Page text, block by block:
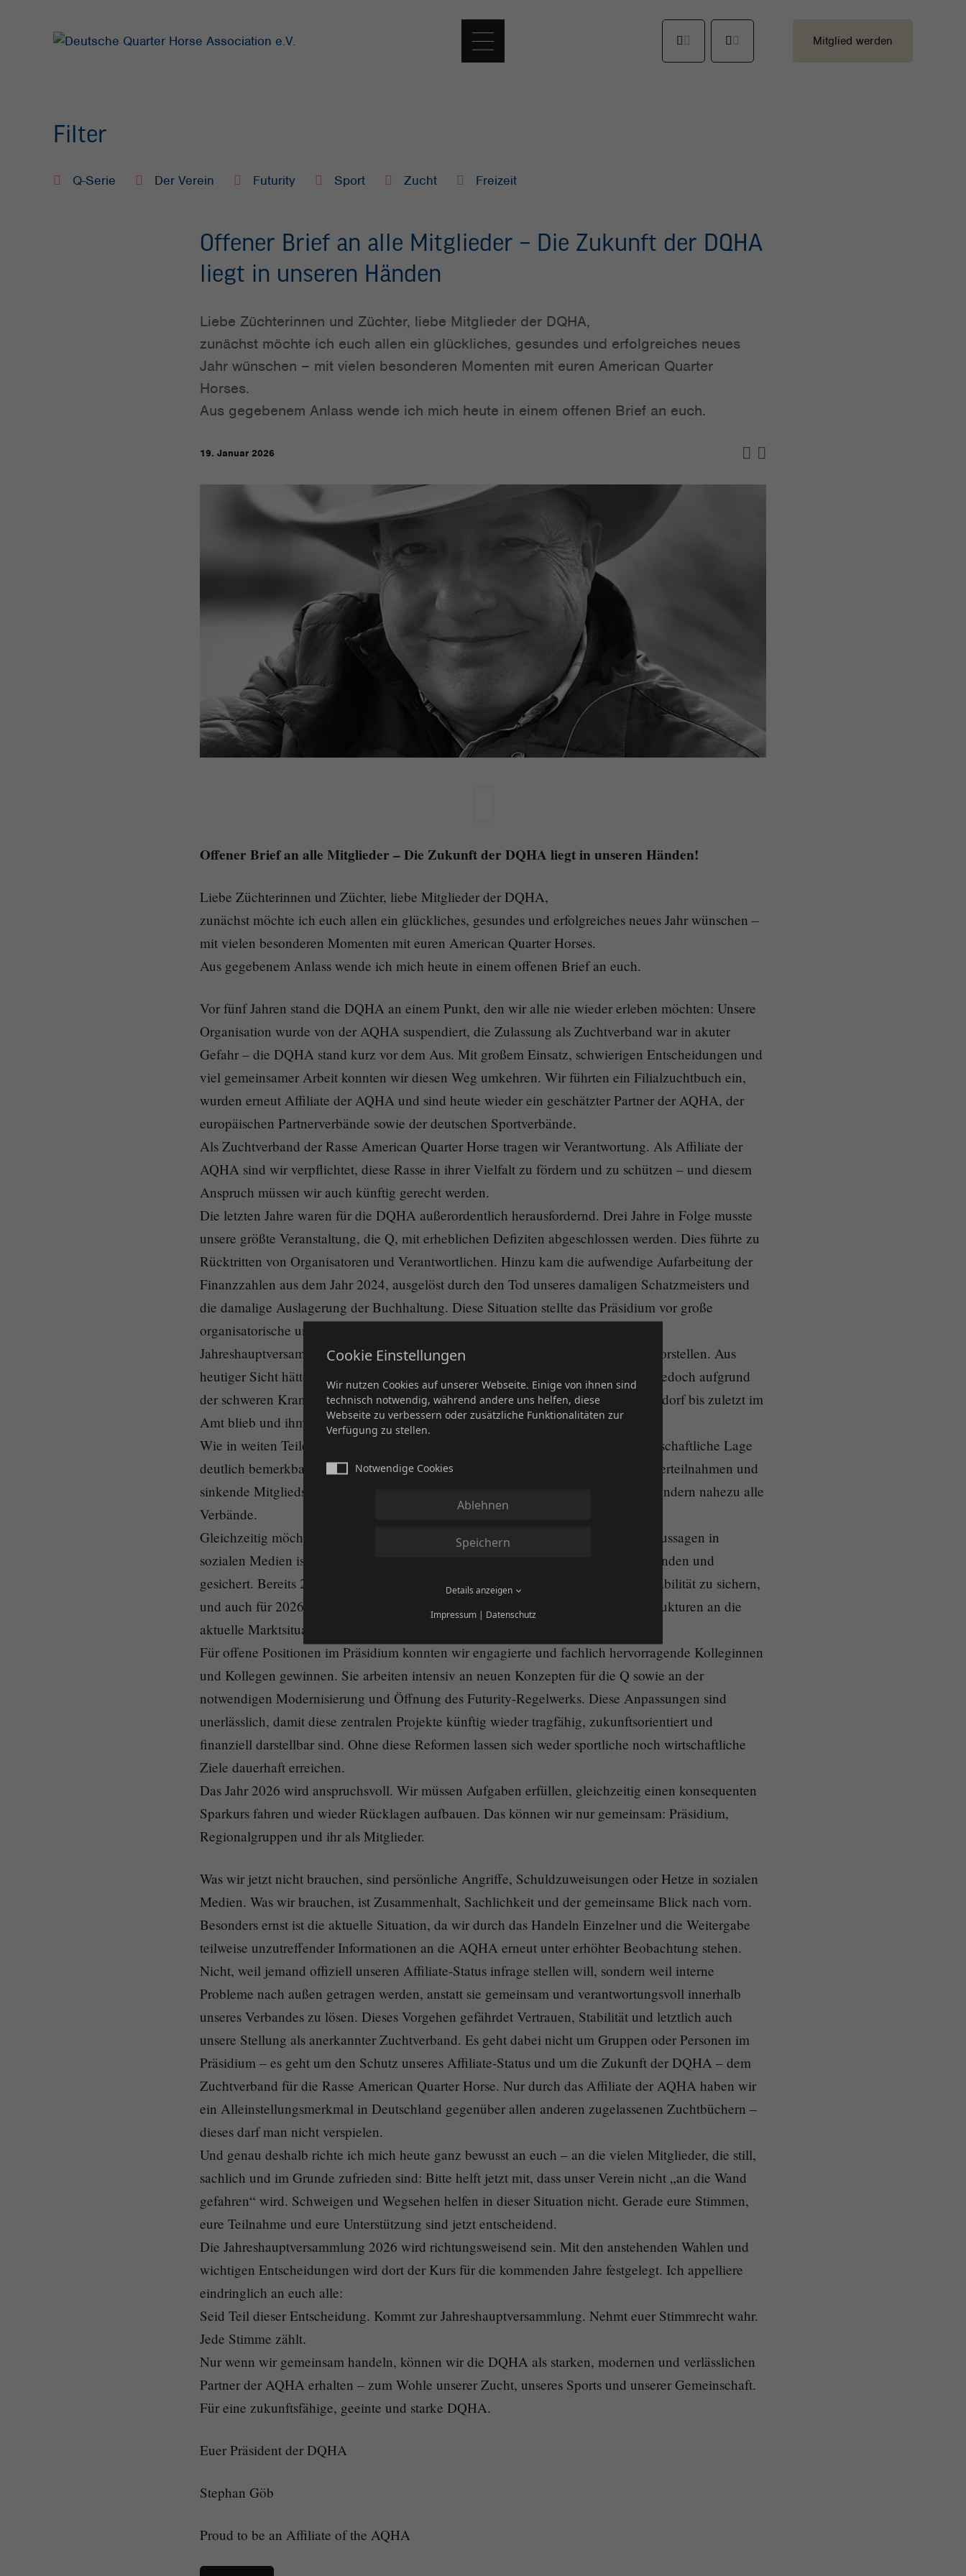
Mitglied werden
Filter
Q-Serie Der Verein Futurity Sport Zucht Freizeit
Offener Brief an alle Mitglieder – Die Zukunft der DQHA
liegt in unseren Händen
Liebe Züchterinnen und Züchter, liebe Mitglieder der DQHA,
zunächst möchte ich euch allen ein glückliches, gesundes und erfolgreiches neues
Jahr wünschen – mit vielen besonderen Momenten mit euren American Quarter
Horses.
Aus gegebenem Anlass wende ich mich heute in einem offenen Brief an euch.
19. Januar 2026
Offener Brief an alle Mitglieder – Die Zukunft der DQHA liegt in unseren Händen!
Liebe Züchterinnen und Züchter, liebe Mitglieder der DQHA,
zunächst möchte ich euch allen ein glückliches, gesundes und erfolgreiches neues Jahr wünschen –
mit vielen besonderen Momenten mit euren American Quarter Horses.
Aus gegebenem Anlass wende ich mich heute in einem offenen Brief an euch.
Vor fünf Jahren stand die DQHA an einem Punkt, den wir alle nie wieder erleben möchten: Unsere
Organisation wurde von der AQHA suspendiert, die Zulassung als Zuchtverband war in akuter
Gefahr – die DQHA stand kurz vor dem Aus. Mit großem Einsatz, schwierigen Entscheidungen und
viel gemeinsamer Arbeit konnten wir diesen Weg umkehren. Wir führten ein Filialzuchtbuch ein,
wurden erneut Affiliate der AQHA und sind heute wieder ein geschätzter Partner der AQHA, der
europäischen Partnerverbände sowie der deutschen Sportverbände.
Als Zuchtverband der Rasse American Quarter Horse tragen wir Verantwortung. Als Affiliate der
AQHA sind wir verpflichtet, diese Rasse in ihrer Vielfalt zu fördern und zu schützen – und diesem
Anspruch müssen wir auch künftig gerecht werden.
Die letzten Jahre waren für die DQHA außerordentlich herausfordernd. Drei Jahre in Folge musste
unsere größte Veranstaltung, die Q, mit erheblichen Defiziten abgeschlossen werden. Dies führte zu
Rücktritten von Organisatoren und Verantwortlichen. Hinzu kam die aufwendige Aufarbeitung der
Finanzzahlen aus dem Jahr 2024, ausgelöst durch den Tod unseres damaligen Schatzmeisters und
die damalige Auslagerung der Buchhaltung. Diese Situation stellte das Präsidium vor große
organisatorische und menschliche Herausforderungen. Auf der kommenden
Jahreshauptversammlung werden wir euch den Finanzhaushalt 2024 transparent vorstellen. Aus
heutiger Sicht hätte man früher genauer hinschauen müssen – menschlich war es jedoch aufgrund
der schweren Krankheit und der besonderen Umstände verständlich, dass Ralf Seedorf bis zuletzt im
Amt blieb und ihm vertraut wurde.
Wie in weiten Teilen des Pferdesports macht sich auch bei uns die allgemeine wirtschaftliche Lage
deutlich bemerkbar: rückläufige Fohlenzahlen, geringere Verkäufe, weniger Turnierteilnahmen und
sinkende Mitgliedszahlen. Diese Entwicklungen betreffen nicht nur die DQHA, sondern nahezu alle
Verbände.
Gleichzeitig möchte ich klar und unmissverständlich festhalten: Entgegen vieler Aussagen in
sozialen Medien ist die DQHA nicht zahlungsunfähig. Das Futurity-Geld ist vorhanden und
gesichert. Bereits 2025 haben wir Maßnahmen ergriffen, um unsere finanzielle Stabilität zu sichern,
und auch für 2026 wurden erste Schritte eingeleitet, um Kosten zu senken und Strukturen an die
aktuelle Marktsituation anzupassen.
Für offene Positionen im Präsidium konnten wir engagierte und fachlich hervorragende Kolleginnen
und Kollegen gewinnen. Sie arbeiten intensiv an neuen Konzepten für die Q sowie an der
notwendigen Modernisierung und Öffnung des Futurity-Regelwerks. Diese Anpassungen sind
unerlässlich, damit diese zentralen Projekte künftig wieder tragfähig, zukunftsorientiert und
finanziell darstellbar sind. Ohne diese Reformen lassen sich weder sportliche noch wirtschaftliche
Ziele dauerhaft erreichen.
Das Jahr 2026 wird anspruchsvoll. Wir müssen Aufgaben erfüllen, gleichzeitig einen konsequenten
Sparkurs fahren und wieder Rücklagen aufbauen. Das können wir nur gemeinsam: Präsidium,
Regionalgruppen und ihr als Mitglieder.
Was wir jetzt nicht brauchen, sind persönliche Angriffe, Schuldzuweisungen oder Hetze in sozialen
Medien. Was wir brauchen, ist Zusammenhalt, Sachlichkeit und der gemeinsame Blick nach vorn.
Besonders ernst ist die aktuelle Situation, da wir durch das Handeln Einzelner und die Weitergabe
teilweise unzutreffender Informationen an die AQHA erneut unter erhöhter Beobachtung stehen.
Nicht, weil jemand offiziell unseren Affiliate-Status infrage stellen will, sondern weil interne
Probleme nach außen getragen werden, anstatt sie gemeinsam und verantwortungsvoll innerhalb
unseres Verbandes zu lösen. Dieses Vorgehen gefährdet Vertrauen, Stabilität und letztlich auch
unsere Stellung als anerkannter Zuchtverband. Es geht dabei nicht um Gruppen oder Personen im
Präsidium – es geht um den Schutz unseres Affiliate-Status und um die Zukunft der DQHA – dem
Zuchtverband für die Rasse American Quarter Horse. Nur durch das Affiliate der AQHA haben wir
ein Alleinstellungsmerkmal in Deutschland gegenüber allen anderen zugelassenen Zuchtbüchern –
dieses darf man nicht verspielen.
Und genau deshalb richte ich mich heute ganz bewusst an euch – an die vielen Mitglieder, die still,
sachlich und im Grunde zufrieden sind: Bitte helft jetzt mit, dass unser Verein nicht „an die Wand
gefahren“ wird. Schweigen und Wegsehen helfen in dieser Situation nicht. Gerade eure Stimmen,
eure Teilnahme und eure Unterstützung sind jetzt entscheidend.
Die Jahreshauptversammlung 2026 wird richtungsweisend sein. Mit den anstehenden Wahlen und
wichtigen Entscheidungen wird dort der Kurs für die kommenden Jahre festgelegt. Ich appelliere
eindringlich an euch alle:
Seid Teil dieser Entscheidung. Kommt zur Jahreshauptversammlung. Nehmt euer Stimmrecht wahr.
Jede Stimme zählt.
Nur wenn wir gemeinsam handeln, können wir die DQHA als starken, modernen und verlässlichen
Partner der AQHA erhalten – zum Wohle unserer Zucht, unseres Sports und unserer Gemeinschaft.
Für eine zukunftsfähige, geeinte und starke DQHA.
Euer Präsident der DQHA
Stephan Göb
Proud to be an Affiliate of the AQHA
Cookie Einstellungen
Wir nutzen Cookies auf unserer Webseite. Einige von ihnen sind
technisch notwendig, während andere uns helfen, diese
Webseite zu verbessern oder zusätzliche Funktionalitäten zur
Verfügung zu stellen.
Notwendige Cookies
Ablehnen
Speichern
Details anzeigen
Impressum| Datenschutz